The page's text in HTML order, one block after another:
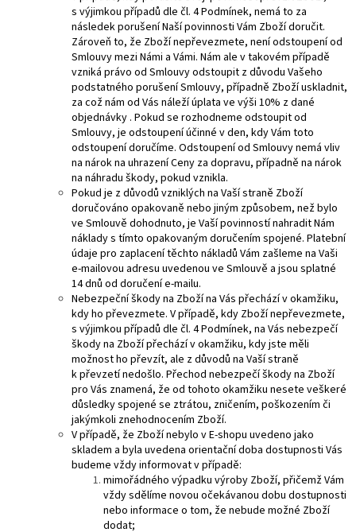
s výjimkou případů dle čl. 4 Podmínek, nemá to za
následek porušení Naší povinnosti Vám Zboží doručit.
Zároveň to, že Zboží nepřevezmete, není odstoupení od
Smlouvy mezi Námi a Vámi. Nám ale v takovém případě
vzniká právo od Smlouvy odstoupit z důvodu Vašeho
podstatného porušení Smlouvy, případně Zboží uskladnit,
za což nám od Vás náleží úplata ve výši 10% z dané
objednávky . Pokud se rozhodneme odstoupit od
Smlouvy, je odstoupení účinné v den, kdy Vám toto
odstoupení doručíme. Odstoupení od Smlouvy nemá vliv
na nárok na uhrazení Ceny za dopravu, případně na nárok
na náhradu škody, pokud vznikla.
Pokud je z důvodů vzniklých na Vaší straně Zboží
doručováno opakovaně nebo jiným způsobem, než bylo
ve Smlouvě dohodnuto, je Vaší povinností nahradit Nám
náklady s tímto opakovaným doručením spojené. Platební
údaje pro zaplacení těchto nákladů Vám zašleme na Vaši
e-mailovou adresu uvedenou ve Smlouvě a jsou splatné
14 dnů od doručení e-mailu.
Nebezpeční škody na Zboží na Vás přechází v okamžiku,
kdy ho převezmete. V případě, kdy Zboží nepřevezmete,
s výjimkou případů dle čl. 4 Podmínek, na Vás nebezpečí
škody na Zboží přechází v okamžiku, kdy jste měli
možnost ho převzít, ale z důvodů na Vaší straně
k převzetí nedošlo. Přechod nebezpečí škody na Zboží
pro Vás znamená, že od tohoto okamžiku nesete veškeré
důsledky spojené se ztrátou, zničením, poškozením či
jakýmkoli znehodnocením Zboží.
V případě, že Zboží nebylo v E-shopu uvedeno jako
skladem a byla uvedena orientační doba dostupnosti Vás
budeme vždy informovat v případě:
mimořádného výpadku výroby Zboží, přičemž Vám
vždy sdělíme novou očekávanou dobu dostupnosti
nebo informace o tom, že nebude možné Zboží
dodat;